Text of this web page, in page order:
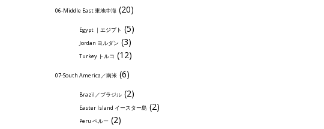
06-Middle East 東地中海 (20)
Egypt ｜エジプト (5)
Jordan ヨルダン (3)
Turkey トルコ (12)
07-South America／南米 (6)
Brazil／ブラジル (2)
Easter Island イースター島 (2)
Peru ペルー (2)